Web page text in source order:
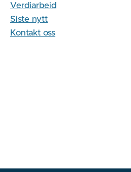
Verdiarbeid
Siste nytt
Kontakt oss